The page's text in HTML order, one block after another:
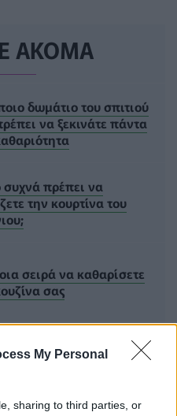
My Personal
sharing to third parties, or
ΑΚΟΜΑ
δωμάτιο του σπιτιού
να ξεκινάτε πάντα
πρέπει να
την κουρτίνα του
σειρά να καθαρίσετε
σας
22/05/2026 - 13:32